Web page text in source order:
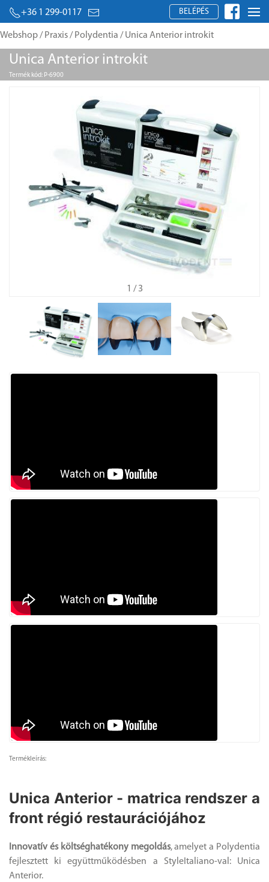
+36 1 299-0117 BELÉPÉS
Webshop/ Praxis/ Polydentia / Unica Anterior introkit
Unica Anterior introkit
Termék kód: P-6900
1 / 3
Termékleírás:
Unica Anterior - matrica rendszer a
front régió restaurációjához
Innovatív és költséghatékony megoldás, amelyet a Polydentia
fejlesztett ki együttműködésben a StyleItaliano-val: Unica
Anterior.